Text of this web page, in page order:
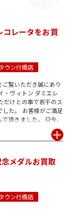
コレータをお買
ウン行橋店
覧いただき誠にあり
・ヴィトン ダミエレ
だけとの事で若干のス
した。 お客様がご満足
頂きました。 只今、
ン商品(バッグや財布、
ら定番商品までお買取
け、ご査定だけのご
ち致しております。
メダルお買取
ウン行橋店